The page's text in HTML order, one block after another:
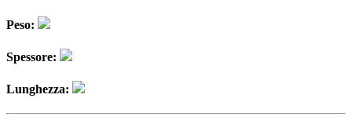
Peso:
Spessore:
Lunghezza: